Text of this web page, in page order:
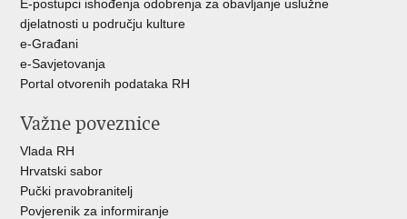
E-postupci ishođenja odobrenja za obavljanje uslužne
djelatnosti u području kulture
e-Građani
e-Savjetovanja
Portal otvorenih podataka RH
Važne poveznice
Vlada RH
Hrvatski sabor
Pučki pravobranitelj
Povjerenik za informiranje